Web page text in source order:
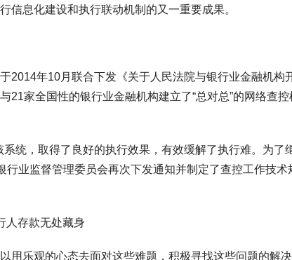
信息化建设和执行联动机制的又一重要成果。
2014年10月联合下发《关于人民法院与银行业金融机构
21家全国性的银行业金融机构建立了“总对总”的网络查控
统，取得了良好的执行效果，有效缓解了执行难。为了
行业监督管理委员会再次下发通知并制定了查控工作技术
人存款无处藏身
用乐观的心态去面对这些难题，积极寻找这些问题的解